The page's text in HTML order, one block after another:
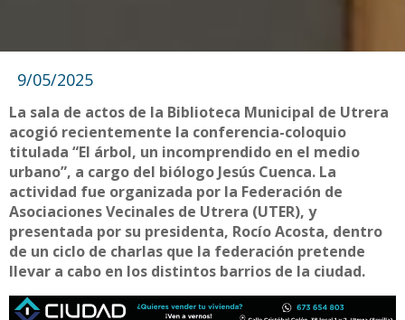
9/05/2025
La sala de actos de la Biblioteca Municipal de Utrera
acogió recientemente la conferencia-coloquio
titulada “El árbol, un incomprendido en el medio
urbano”, a cargo del biólogo Jesús Cuenca. La
actividad fue organizada por la Federación de
Asociaciones Vecinales de Utrera (UTER), y
presentada por su presidenta, Rocío Acosta, dentro
de un ciclo de charlas que la federación pretende
llevar a cabo en los distintos barrios de la ciudad.